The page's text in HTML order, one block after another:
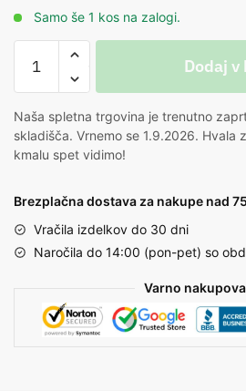
Samo še 1 kos na zalogi.
Dodaj v
Naša spletna trgovina je trenutno
skladišča. Vrnemo se 1.9.2026. Hvala
kmalu spet vidimo!
Brezplačna dostava za nakupe nad
Vračila izdelkov do 30 dni
Naročila do 14:00 (pon-pet) so
Varno